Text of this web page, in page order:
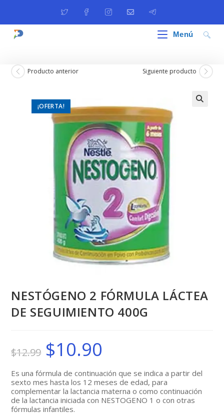
Menú
¡OFERTA!
Producto anterior Siguiente producto
NESTÓGENO 2 FÓRMULA LÁCTEA
DE SEGUIMIENTO 400G
$12.99
El
precio
original
$12.99.
$10.90
$10.90.
Es una fórmula de continuación que se indica a partir del
sexto mes hasta los 12 meses de edad, para
complementar la lactancia materna o como continuación
de la lactancia iniciada con NESTOGENO 1 o con otras
fórmulas infantiles.